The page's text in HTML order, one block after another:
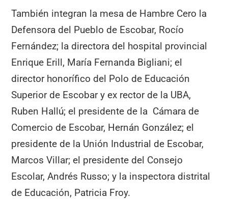
También integran la mesa de Hambre Cero la
Defensora del Pueblo de Escobar, Rocío
Fernández; la directora del hospital provincial
Enrique Erill, María Fernanda Bigliani; el
director honorífico del Polo de Educación
Superior de Escobar y ex rector de la UBA,
Ruben Hallú; el presidente de la Cámara de
Comercio de Escobar, Hernán González; el
presidente de la Unión Industrial de Escobar,
Marcos Villar; el presidente del Consejo
Escolar, Andrés Russo; y la inspectora distrital
de Educación, Patricia Froy.